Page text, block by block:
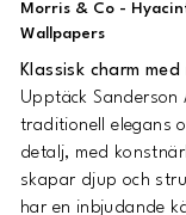
Morris & Co -
Wallpapers
Klassisk charm
UpptäckSanderson
traditionell elegans
detalj, med
skapar djup och
har en inbjudande